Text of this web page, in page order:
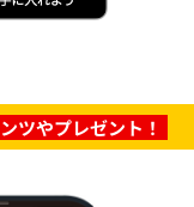
ツやプレゼント！